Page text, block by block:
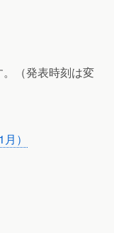
（発表時刻は変
）